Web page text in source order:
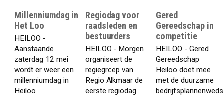
Millenniumdag in
Het Loo
HEILOO -
Aanstaande
zaterdag 12 mei
wordt er weer een
millenniumdag in
Heiloo
Regiodag voor
raadsleden en
bestuurders
HEILOO - Morgen
organiseert de
regiegroep van
Regio Alkmaar de
eerste regiodag
Gered
Gereedschap in
competitie
HEILOO - Gered
Gereedschap
Heiloo doet mee
met de duurzame